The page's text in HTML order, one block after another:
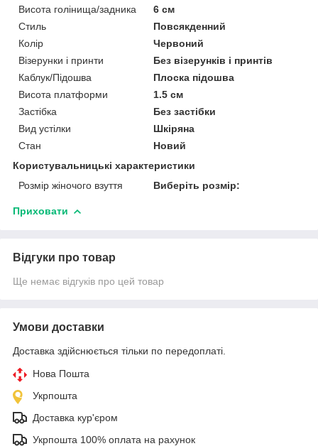
Висота голінища/задника
6 см
Стиль
Повсякденний
Колір
Червоний
Візерунки і принти
Без візерунків і принтів
Каблук/Підошва
Плоска підошва
Висота платформи
1.5 см
Застібка
Без застібки
Вид устілки
Шкіряна
Стан
Новий
Користувальницькі характеристики
Розмір жіночого взуття
Виберіть розмір:
Приховати
Відгуки про товар
Ще немає відгуків про цей товар
Умови доставки
Доставка здійснюється тільки по передоплаті.
Нова Пошта
Укрпошта
Доставка кур'єром
Укрпошта 100% оплата на рахунок